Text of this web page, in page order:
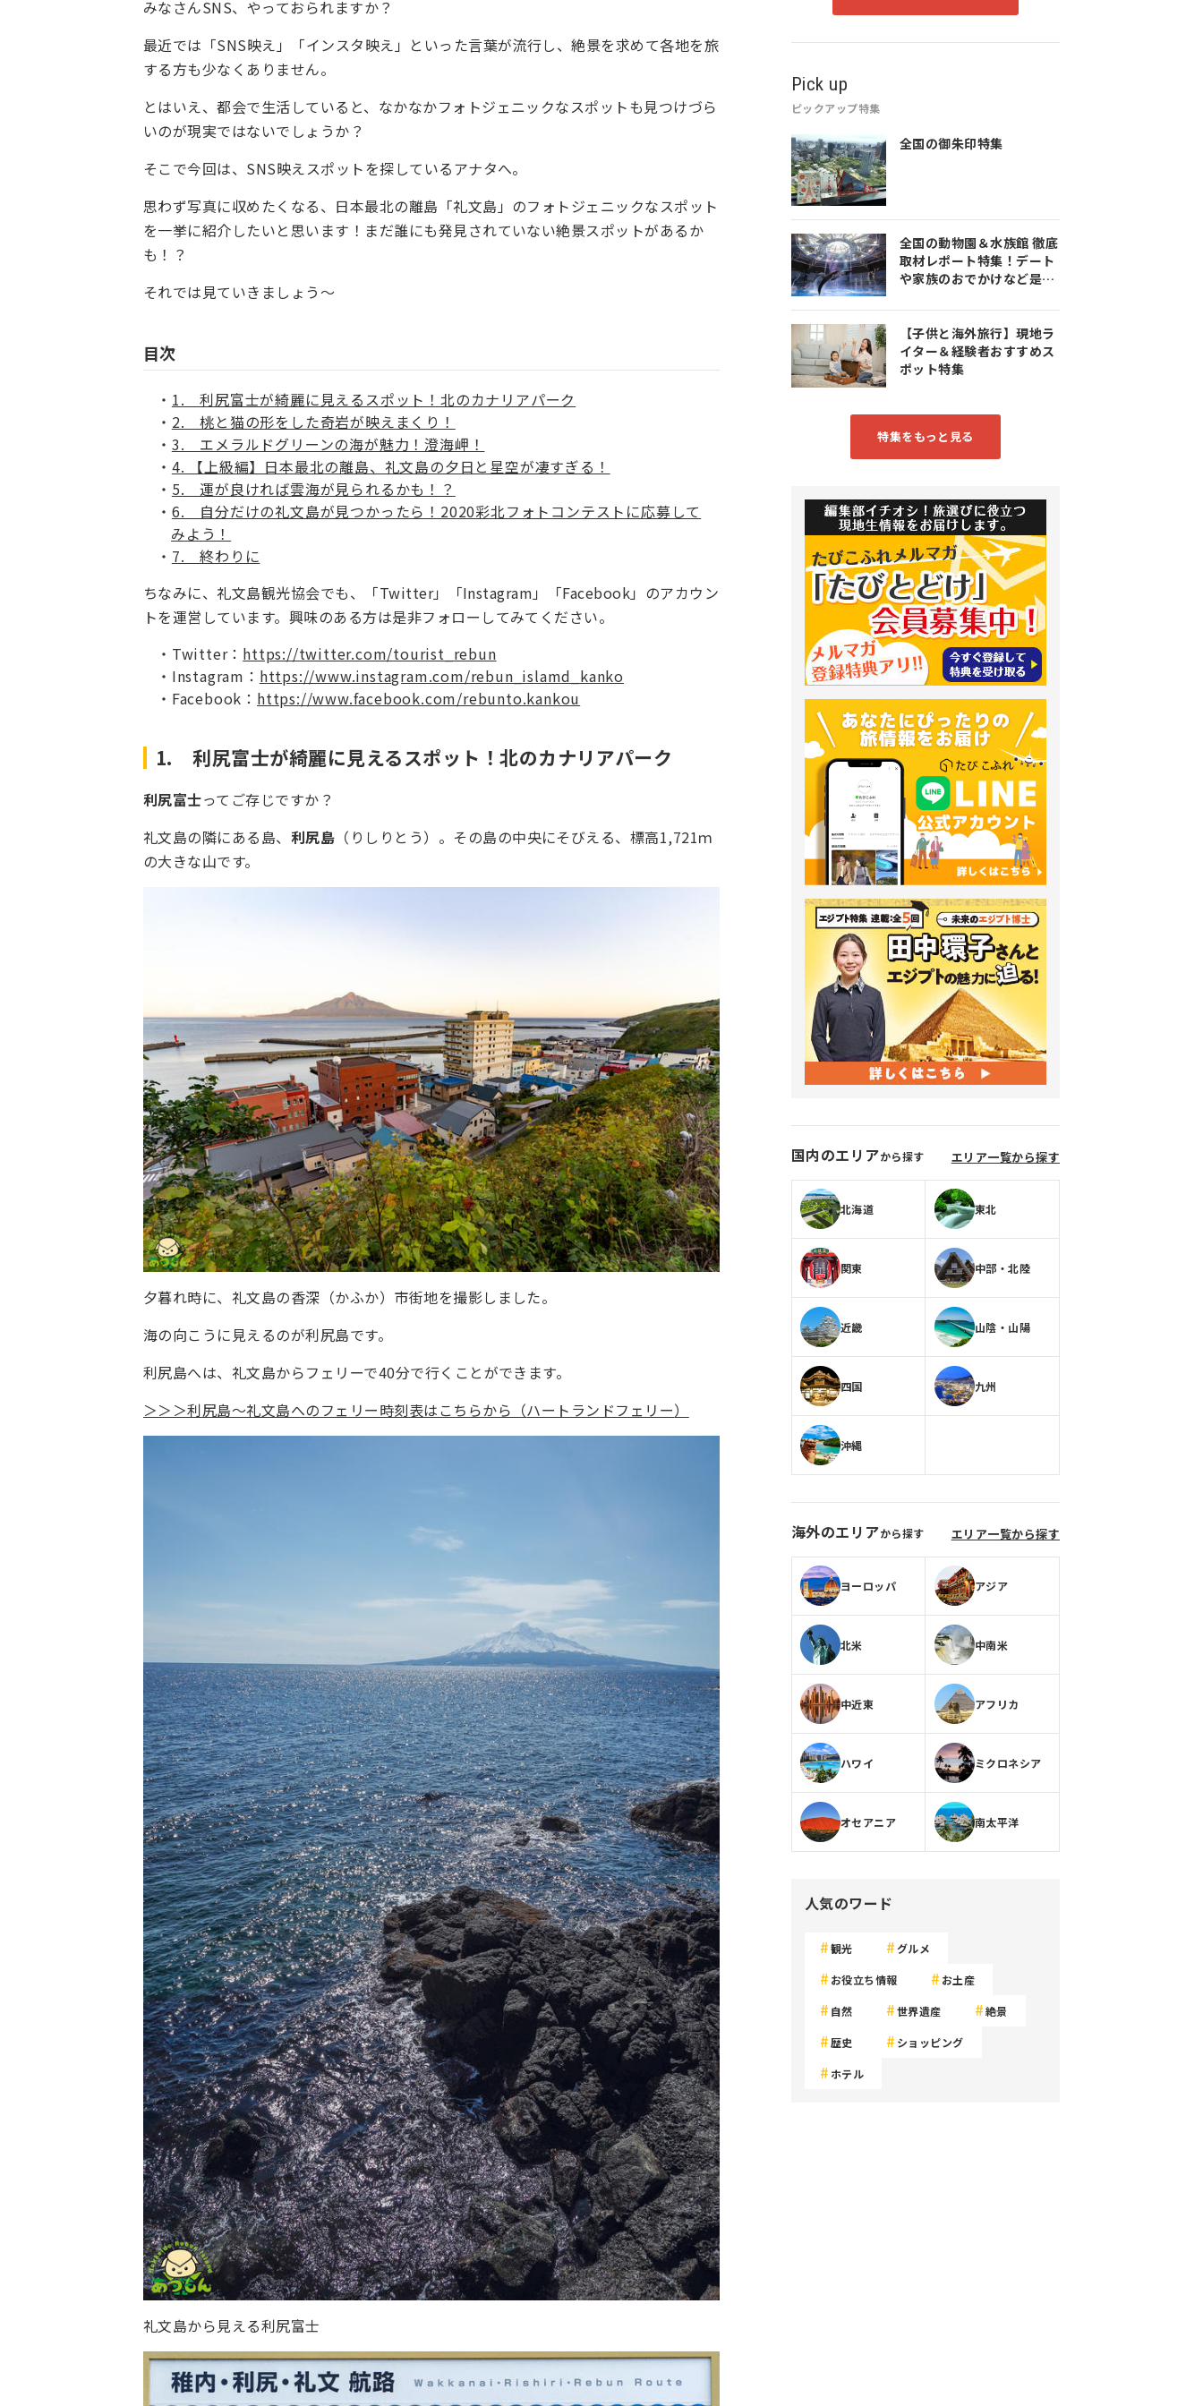
みなさんSNS、やっておられますか？
最近では「SNS映え」「インスタ映え」といった言葉が流行し、絶景を求めて各地を旅
する方も少なくありません。
とはいえ、都会で生活していると、なかなかフォトジェニックなスポットも見つけづら
いのが現実ではないでしょうか？
そこで今回は、SNS映えスポットを探しているアナタへ。
思わず写真に収めたくなる、日本最北の離島「礼文島」のフォトジェニックなスポット
を一挙に紹介したいと思います！まだ誰にも発見されていない絶景スポットがあるか
も！？
それでは見ていきましょう～
目次
1. 利尻富士が綺麗に見えるスポット！北のカナリアパーク
2. 桃と猫の形をした奇岩が映えまくり！
3. エメラルドグリーンの海が魅力！澄海岬！
4. 【上級編】日本最北の離島、礼文島の夕日と星空が凄すぎる！
5. 運が良ければ雲海が見られるかも！？
6. 自分だけの礼文島が見つかったら！2020彩北フォトコンテストに応募して
みよう！
7. 終わりに
ちなみに、礼文島観光協会でも、「Twitter」「Instagram」「Facebook」のアカウン
トを運営しています。興味のある方は是非フォローしてみてください。
Twitter： https://twitter.com/tourist_rebun
Instagram： https://www.instagram.com/rebun_islamd_kanko
Facebook： https://www.facebook.com/rebunto.kankou
1. 利尻富士が綺麗に見えるスポット！北のカナリアパーク
利尻富士ってご存じですか？
礼文島の隣にある島、 利尻島 （りしりとう）。その島の中央にそびえる、標高1,721ｍ
の大きな山です。
夕暮れ時に、礼文島の香深（かふか）市街地を撮影しました。
海の向こうに見えるのが利尻島です。
利尻島へは、礼文島からフェリーで40分で行くことができます。
＞＞＞利尻島～礼文島へのフェリー時刻表はこちらから（ハートランドフェリー）
礼文島から見える利尻富士
Pick up
ピックアップ特集
全国の御朱印特集
全国の動物園＆水族館 徹底
取材レポート特集！デート
や家族のおでかけなど是非
【子供と海外旅行】現地ラ
イター＆経験者おすすめス
ポット特集
特集をもっと見る
国内のエリアから探す エリア一覧から探す
北海道 東北
関東 中部・北陸
近畿 山陰・山陽
四国 九州
沖縄
海外のエリアから探す エリア一覧から探す
ヨーロッパ アジア
北米 中南米
中近東 アフリカ
ハワイ ミクロネシア
オセアニア 南太平洋
人気のワード
観光 グルメ
お役立ち情報 お土産
自然 世界遺産 絶景
歴史 ショッピング
ホテル